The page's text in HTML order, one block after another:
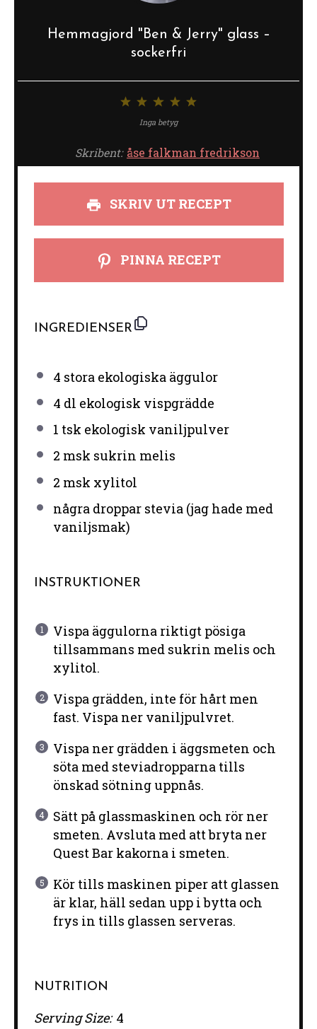
Hemmagjord "Ben & Jerry" glass –
sockerfri
4
3
stjärnor
stjärnor
stjärna
Inga betyg
Skribent: åse falkman fredrikson
SKRIV UT RECEPT
PINNA RECEPT
INGREDIENSER
4 stora ekologiska äggulor
4 dl ekologisk vispgrädde
1 tsk ekologisk vaniljpulver
2 msk sukrin melis
2 msk xylitol
några droppar stevia (jag hade med
vaniljsmak)
INSTRUKTIONER
Vispa äggulorna riktigt pösiga
tillsammans med sukrin melis och
xylitol.
Vispa grädden, inte för hårt men
fast. Vispa ner vaniljpulvret.
Vispa ner grädden i äggsmeten och
söta med steviadropparna tills
önskad sötning uppnås.
Sätt på glassmaskinen och rör ner
smeten. Avsluta med att bryta ner
Quest Bar kakorna i smeten.
Kör tills maskinen piper att glassen
är klar, häll sedan upp i bytta och
frys in tills glassen serveras.
NUTRITION
Serving Size: 4